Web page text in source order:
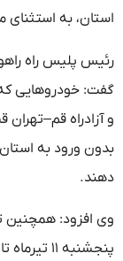
استان، به
رئیس پلیس راه
گفت: خودروهایی که
و آزادراه
بدون ورود به استان
دهند.
وی افزود: همچنین